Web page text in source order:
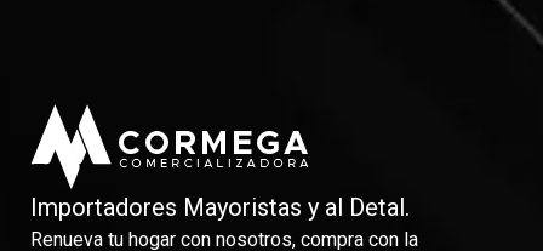
Importadores Mayoristas y al Detal.
Renueva tu hogar con nosotros, compra con la